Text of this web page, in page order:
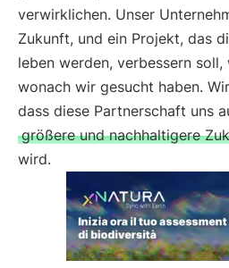
verwirklichen. Unser
Zukunft, und ein Projekt, das
leben werden, verbessern soll,
wonach wir gesucht haben.
dass diese Partnerschaft uns
größere und nachhaltigere
wird.